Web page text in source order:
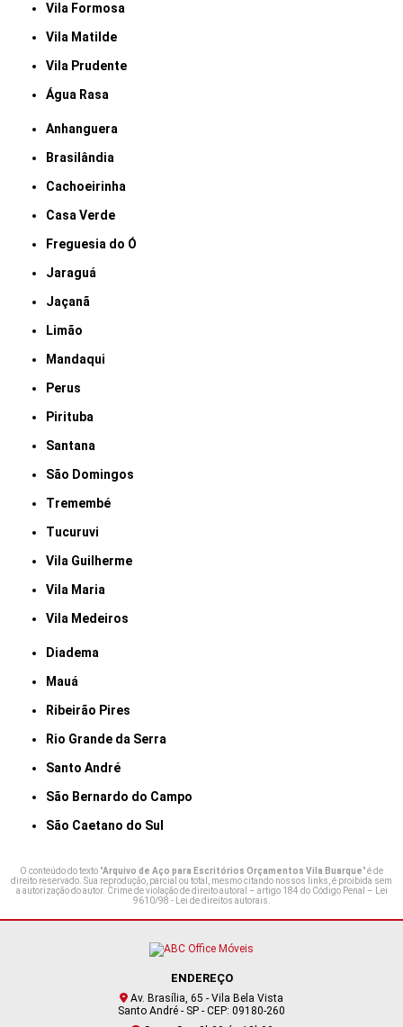
Vila Formosa
Vila Matilde
Vila Prudente
Água Rasa
Anhanguera
Brasilândia
Cachoeirinha
Casa Verde
Freguesia do Ó
Jaraguá
Jaçanã
Limão
Mandaqui
Perus
Pirituba
Santana
São Domingos
Tremembé
Tucuruvi
Vila Guilherme
Vila Maria
Vila Medeiros
Diadema
Mauá
Ribeirão Pires
Rio Grande da Serra
Santo André
São Bernardo do Campo
São Caetano do Sul
O conteúdo do texto "Arquivo de Aço para Escritórios Orçamentos Vila Buarque" é de
direito reservado. Sua reprodução, parcial ou total, mesmo citando nossos links, é proibida sem
a autorização do autor. Crime de violação de direito autoral – artigo 184 do Código Penal – Lei
9610/98 - Lei de direitos autorais.
ENDEREÇO
Av. Brasília, 65 - Vila Bela Vista
Santo André - SP - CEP: 09180-260